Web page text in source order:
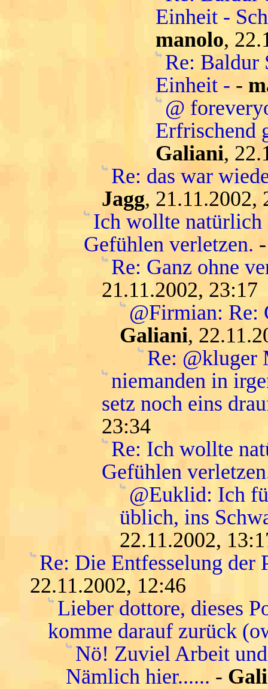
Einheit -
manolo,
Re: Baldur
Einheit - -
@
Erfrischend
Galiani,
Re: das war
Jagg, 21.11.2002,
Ich wollte natürlich
Gefühlen verletzen.
Re: Ganz ohne
21.11.2002, 23:17
@Firmian: Re:
Galiani,
Re: @kluger
niemanden in
setz noch eins
23:34
Re: Ich wollte
Gefühlen
@Euklid: Ich
üblich, ins
22.11.2002,
Re: Die Entfesselung der
22.11.2002, 12:46
Lieber dottore, dieses
komme darauf zurück
Nö! Zuviel Arbeit und
Nämlich hier...... -